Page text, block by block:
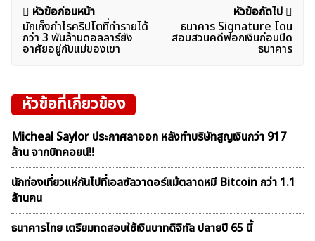
แนะแนว
เรื่อง
หัวข้อก่อนหน้า
นักเก็งกำไรคริปโตที่ทำรายได้
กว่า 3 พันล้านดอลลาร์ยัง
อาศัยอยู่กับแม่ของเขา
หัวข้อถัดไป
ธนาคาร Signature โดน
สอบสวนคดีฟอกเงินก่อนปิด
ธนาคาร
หัวข้อที่เกี่ยวข้อง
Micheal Saylor ประกาศลาออก หลังทำบริษัทสูญเงินกว่า 917
ล้าน จากบิทคอยน์!!
นักท่องเที่ยวแห่กันไปที่เอลซัลวาดอร์แม้ตลาดหมี Bitcoin กว่า 1.1
ล้านคน
ธนาคารไทย เตรียมทดสอบใช้เงินบาทดิจิทัล ปลายปี 65 นี้